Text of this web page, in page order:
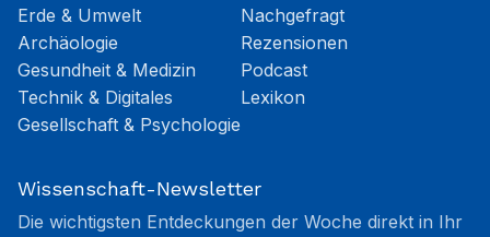
Erde & Umwelt
Archäologie
Gesundheit & Medizin
Technik & Digitales
Gesellschaft & Psychologie
Nachgefragt
Rezensionen
Podcast
Lexikon
Wissenschaft-Newsletter
Die wichtigsten Entdeckungen der Woche direkt in Ihr